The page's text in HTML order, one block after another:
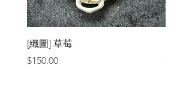
[織圖] 草莓
價格
$150.00
價格